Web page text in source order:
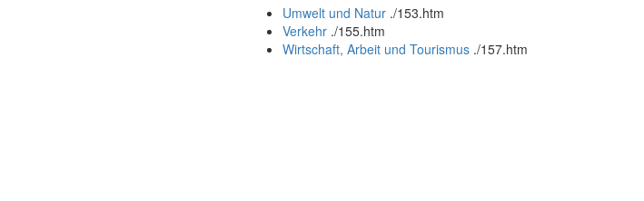
Umwelt und Natur ./153.htm
Verkehr ./155.htm
Wirtschaft, Arbeit und Tourismus ./157.htm